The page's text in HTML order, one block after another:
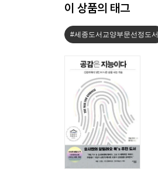
이 상품의 태그
#세종도서교양부문선정도서